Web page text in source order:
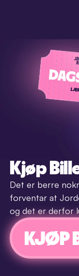
Kjøp
Det er berre
forventar at
og det er derfor
KJØP